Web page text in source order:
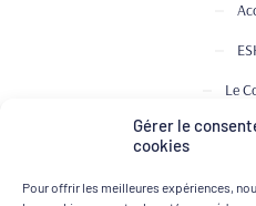
Gérer le
cookies
Pour offrir les meilleures expériences,
Le
Club de